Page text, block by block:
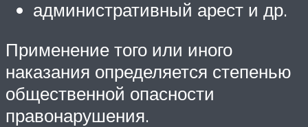
административный арест и др.
Применение того или иного
наказания определяется степенью
общественной опасности
правонарушения.